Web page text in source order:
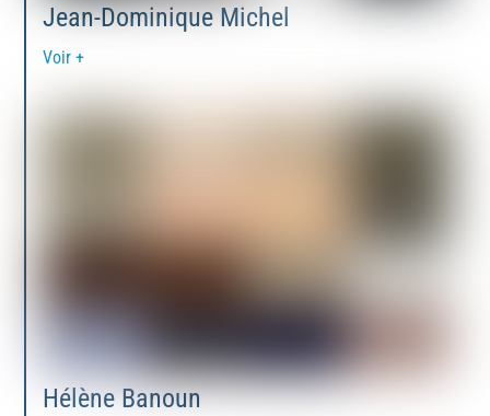
Jean-Dominique Michel
Voir +
Hélène Banoun